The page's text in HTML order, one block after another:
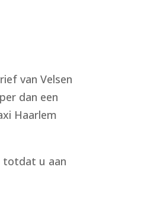
van Velsen
dan een
Haarlem
totdat u aan